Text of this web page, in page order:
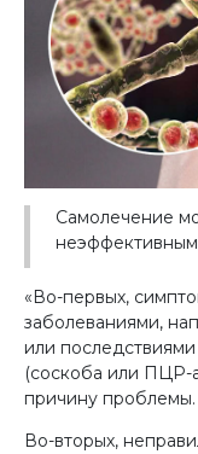
Самолечение
«Во-первых,
заболеваниями,
или
(соскоба или ПЦР-
причину проблемы.
Во-вторых,